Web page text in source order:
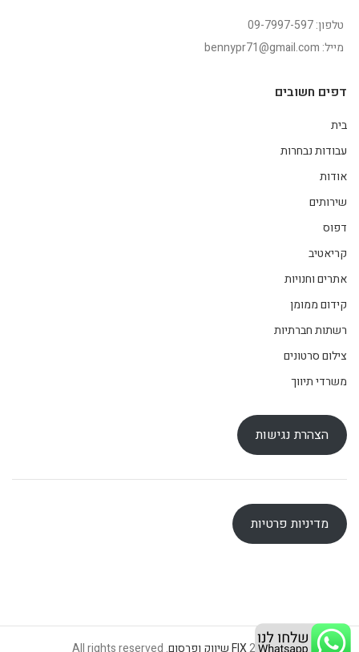
טלפון: 09-7997-597
מייל: bennypr71@gmail.com
דפים חשובים
בית
עבודות נבחרות
אודות
שירותים
דפוס
קריאטיב
אתרים וחנויות
קידום ממומן
רשתות חברתיות
צילום סרטונים
משרדי תיווך
הצהרת נגישות
מדיניות פרטיות
© 2026 FIX שיווק ופרסום . All rights reserved